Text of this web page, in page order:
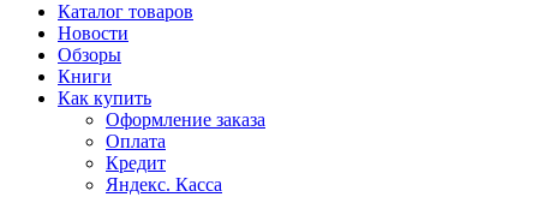
Каталог товаров
Новости
Обзоры
Книги
Как купить
Оформление заказа
Оплата
Кредит
Яндекс. Касса